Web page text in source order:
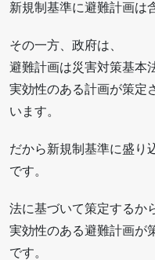
新規制基準に避難計画は
その一方、政府は、
避難計画は災害対策基本
実効性のある計画が策定
います。
だから新規制基準に盛り
です。
法に基づいて策定するか
実効性のある避難計画が
です。